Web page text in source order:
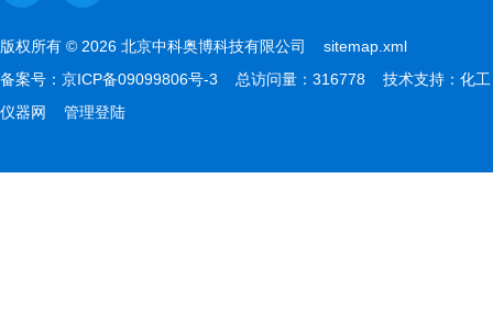
版权所有 © 2026 北京中科奥博科技有限公司 sitemap.xml
备案号： 京ICP备09099806号-3 总访问量：316778 技术支持： 化工
仪器网
管理登陆